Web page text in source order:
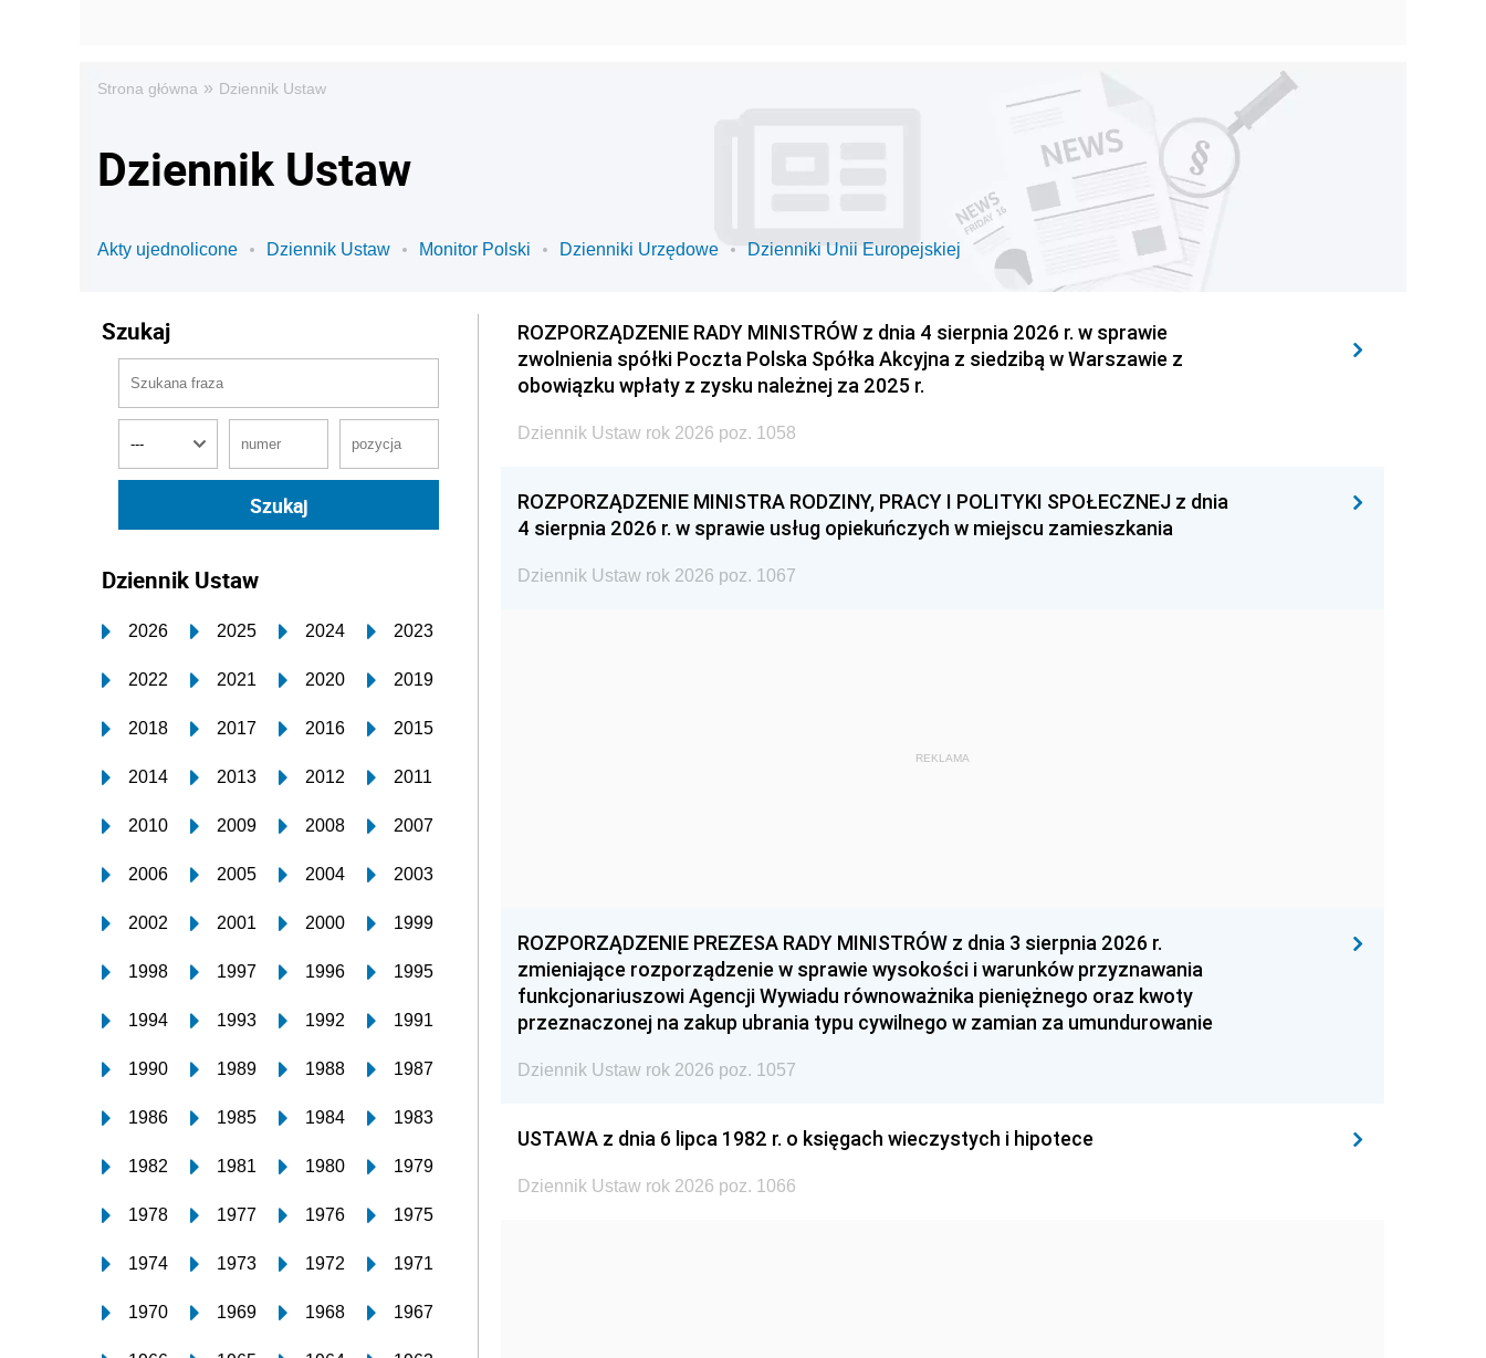
Strona główna » Dziennik Ustaw
Dziennik Ustaw
Akty ujednolicone Dziennik Ustaw Monitor Polski Dzienniki Urzędowe Dzienniki Unii Europejskiej
Szukaj
Dziennik Ustaw
2026 2025 2024 2023
2022 2021 2020 2019
2018 2017 2016 2015
2014 2013 2012 2011
2010 2009 2008 2007
2006 2005 2004 2003
2002 2001 2000 1999
1998 1997 1996 1995
1994 1993 1992 1991
1990 1989 1988 1987
1986 1985 1984 1983
1982 1981 1980 1979
1978 1977 1976 1975
1974 1973 1972 1971
1970 1969 1968 1967
ROZPORZĄDZENIE RADY MINISTRÓW z dnia 4 sierpnia 2026 r. w sprawie
zwolnienia spółki Poczta Polska Spółka Akcyjna z siedzibą w Warszawie z
obowiązku wpłaty z zysku należnej za 2025 r.
Dziennik Ustaw rok 2026 poz. 1058
ROZPORZĄDZENIE MINISTRA RODZINY, PRACY I POLITYKI SPOŁECZNEJ z dnia
4 sierpnia 2026 r. w sprawie usług opiekuńczych w miejscu zamieszkania
Dziennik Ustaw rok 2026 poz. 1067
REKLAMA
ROZPORZĄDZENIE PREZESA RADY MINISTRÓW z dnia 3 sierpnia 2026 r.
zmieniające rozporządzenie w sprawie wysokości i warunków przyznawania
funkcjonariuszowi Agencji Wywiadu równoważnika pieniężnego oraz kwoty
przeznaczonej na zakup ubrania typu cywilnego w zamian za umundurowanie
Dziennik Ustaw rok 2026 poz. 1057
USTAWA z dnia 6 lipca 1982 r. o księgach wieczystych i hipotece
Dziennik Ustaw rok 2026 poz. 1066